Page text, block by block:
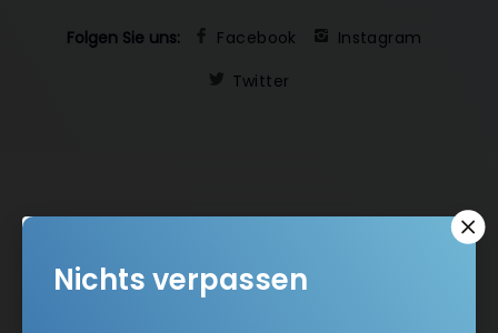
Folgen Sie uns: Facebook
Instagram
Twitter
COMMUNIO-Newsletter
Ja, ich möchte den kostenlosen COMMUNIO-Newsletter
Nichts verpassen